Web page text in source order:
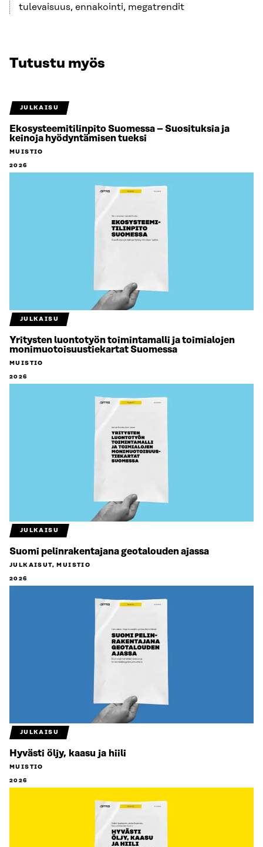
tulevaisuus, ennakointi, megatrendit
Tutustu myös
JULKAISU
Ekosysteemitilinpito Suomessa – Suosituksia ja
keinoja hyödyntämisen tueksi
MUISTIO
2026
JULKAISU
Yritysten luontotyön toimintamalli ja toimialojen
monimuotoisuustiekartat Suomessa
MUISTIO
2026
JULKAISU
Suomi pelinrakentajana geotalouden ajassa
JULKAISUT, MUISTIO
2026
JULKAISU
Hyvästi öljy, kaasu ja hiili
MUISTIO
2026